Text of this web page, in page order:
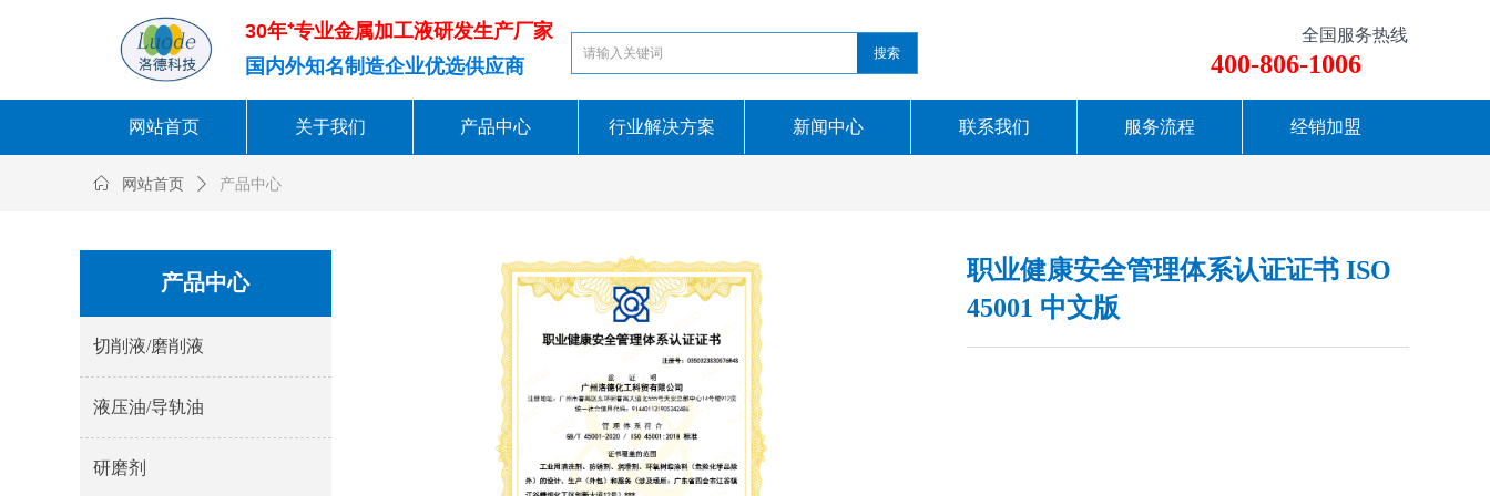
搜索
全国服务热线
400-806-1006
30年⁺专业金属加工液研发生产厂家
国内外知名制造企业优选供应商
网站首页 关于我们 产品中心 行业解决方案 新闻中心 联系我们 服务流程 经销加盟
ꀇ 网站首页 ꄲ 产品中心
产品中心
切削液/磨削液
液压油/导轨油
研磨剂
职业健康安全管理体系认证证书 ISO
45001 中文版